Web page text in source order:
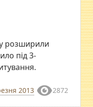
розширили
під 3-
2013 2872